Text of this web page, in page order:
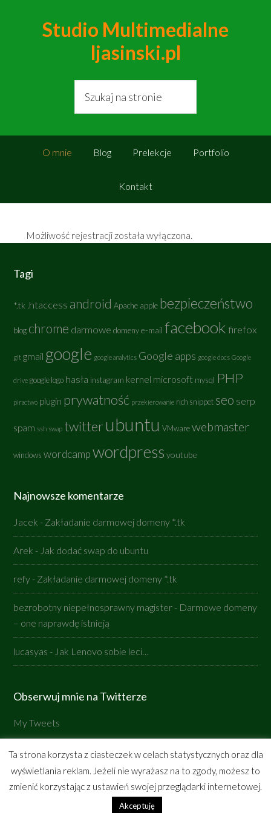
Studio Multimedialne
ljasinski.pl
O mnie Blog Prelekcje Portfolio
Kontakt
Możliwość rejestracji została wyłączona.
Tagi
*.tk .htaccess android Apache apple bezpieczeństwo
blog chrome darmowe domeny e-mail facebook firefox
git gmail google google analytics Google apps google docs Google
drive google logo hasła instagram kernel microsoft mysql PHP
piractwo plugin prywatność przekierowanie rich snippet seo serp
spam ssh swap twitterubuntu VMware webmaster
windows wordcamp wordpress youtube
Najnowsze komentarze
Jacek - Zakładanie darmowej domeny *.tk
Arek - Jak dodać swap do ubuntu
refy - Zakładanie darmowej domeny *.tk
bezrobotny niepełnosprawny magister - Darmowe domeny
– one naprawdę istnieją
lucasyas - Jak Lenovo sobie leci…
Obserwuj mnie na Twitterze
My Tweets
Copyright © 2026 ·ljasinskipl-genesisonGenesis
Framework·WordPress·Zaloguj się
Ta strona korzysta z ciasteczek w celach statystycznych oraz dla
wyświetlania reklam. Jeżeli nie wyrażasz na to zgody, możesz to
zmienić korzystając z ustawień swojej przeglądarki internetowej.
Akceptuję